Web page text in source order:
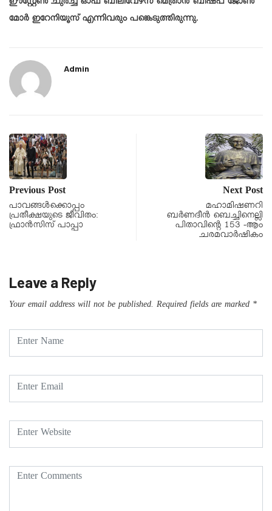
മോർ ഇറേനിയൂസ് എന്നിവരും പങ്കെടുത്തിരുന്നു.
Admin
Previous Post
പാവങ്ങൾക്കൊപ്പം
പ്രതീക്ഷയുടെ ജീവിതം:
ഫ്രാൻസിസ് പാപ്പാ
Next Post
മഹാമിഷണറി
ബർണദീൻ ബെച്ചിനെല്ലി
പിതാവിന്റെ 153 -ആം
ചരമവാർഷികം
Leave a Reply
Your email address will not be published. Required fields are marked *